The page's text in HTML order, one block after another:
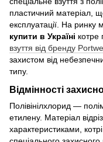
пластичний матеріал,
експлуатації. На ринку
купити в Україні котре
взуття від бренду
захистом від
типу.
Відмінності
Полівінілхлорид —
етилену. Матеріал
характеристиками,